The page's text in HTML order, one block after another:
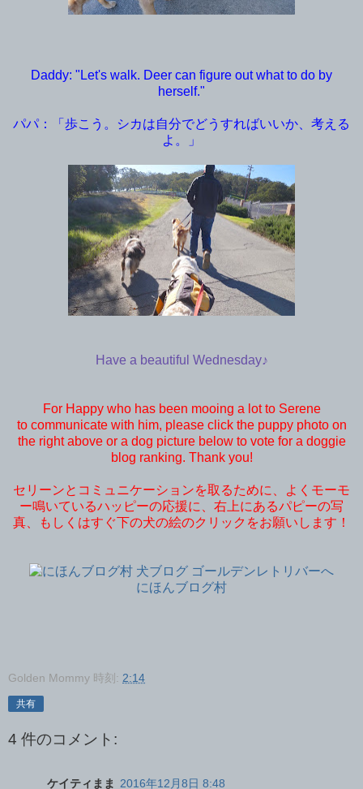
Daddy: "Let's walk. Deer can figure out what to do by
herself."
パパ：「歩こう。シカは自分でどうすればいいか、考える
よ。」
Have a beautiful Wednesday♪
For Happy who has been mooing a lot to Serene
to communicate with him, please click the puppy photo on
the right above or a dog picture below to vote for a doggie
blog ranking. Thank you!
セリーンとコミュニケーションを取るために、よくモーモ
ー鳴いているハッピーの応援に、右上にあるパピーの写
真、もしくはすぐ下の犬の絵のクリックをお願いします！
にほんブログ村
Golden Mommy 時刻: 2:14
共有
4 件のコメント:
ケイティまま
2016年12月8日 8:48